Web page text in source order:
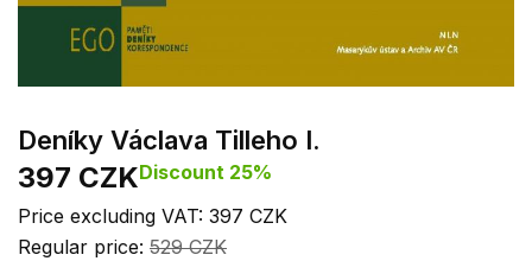
Deníky Václava Tilleho I.
397 CZKDiscount 25%
Price excluding VAT: 397 CZK
Regular price: 529 CZK